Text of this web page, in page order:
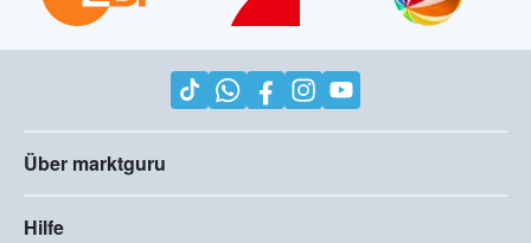
Über marktguru
Hilfe